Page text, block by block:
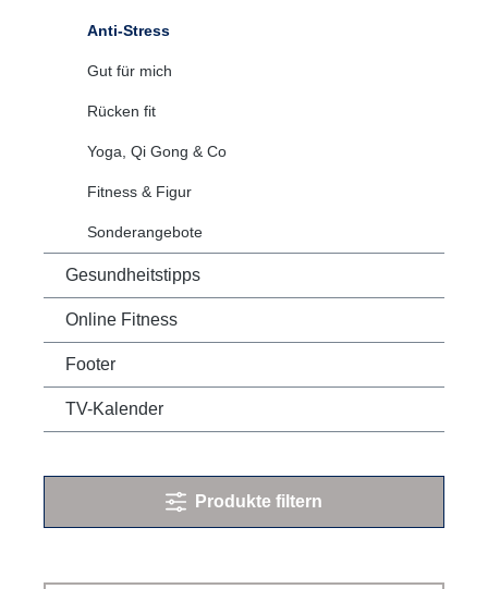
Anti-Stress
Gut für mich
Rücken fit
Yoga, Qi Gong & Co
Fitness & Figur
Sonderangebote
Gesundheitstipps
Online Fitness
Footer
TV-Kalender
Produkte filtern